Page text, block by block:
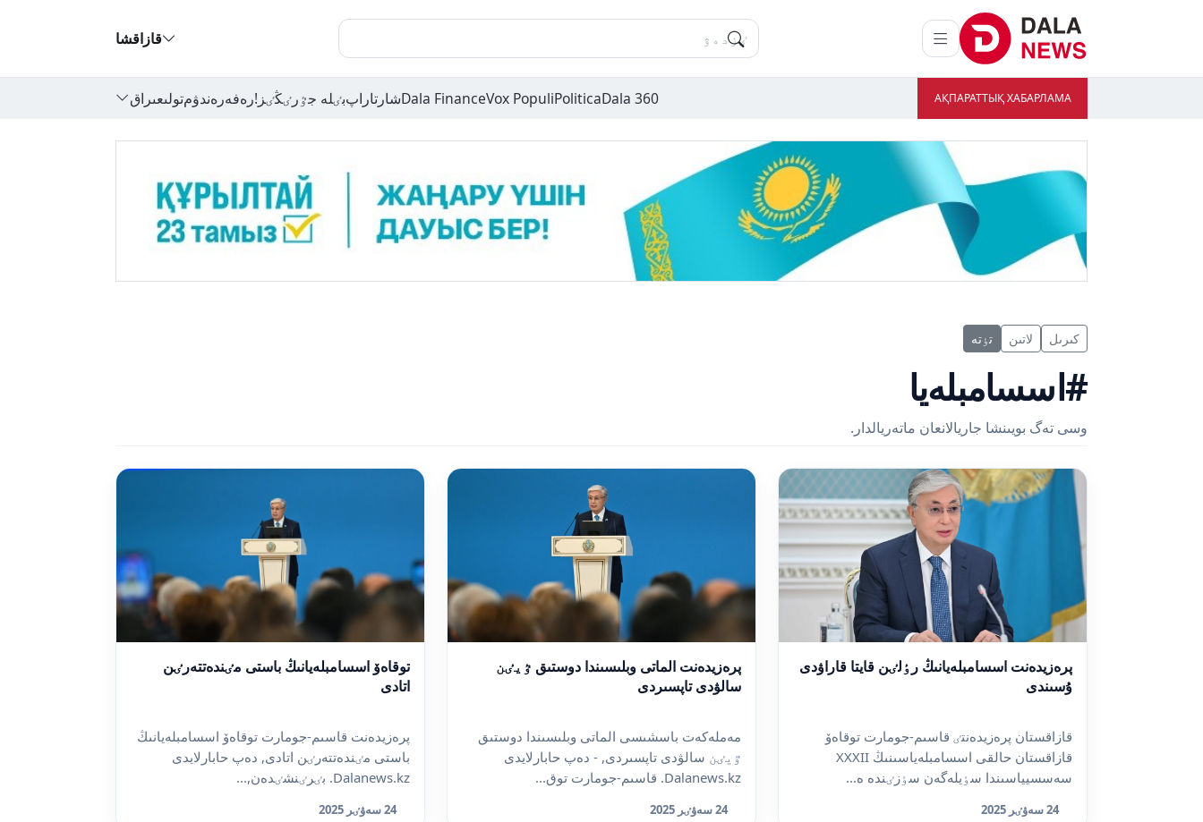
قازاقشا
АҚПАРАТТЫҚ ХАБАРЛАМА
Dala 360
Politica
Vox Populi
Dala Financeشارتاراپبٸلە جٷرٸڭٸز!رەفەرەندۋمتولىعىراق
كىرىل لاتىن تٶتە
#اسسامبلەيا
وسى تەگ بويىنشا جاريالانعان ماتەريالدار.
پرەزيدەنت اسسامبلەيانىڭ رٶلٸن قايتا قاراۋدى
ۇسىندى
قازاقستان پرەزيدەنتٸ قاسىم-جومارت توقاەۆ
قازاقستان حالقى اسسامبلەياسىنىڭ XXXII
سەسسيياسىندا سٶيلەگەن سٶزٸندە ە...
24 سەۋٸر 2025
پرەزيدەنت الماتى وبلىسىندا دوستىق ٷيٸن
سالۋدى تاپسىردى
مەملەكەت باسشىسى الماتى وبلىسىندا دوستىق
ٷيٸن سالۋدى تاپسىردى, - دەپ حابارلايدى
Dalanews.kz. قاسىم-جومارت توق...
24 سەۋٸر 2025
توقاەۆ اسسامبلەيانىڭ باستى مٸندەتتەرٸن
اتادى
پرەزيدەنت قاسىم-جومارت توقاەۆ اسسامبلەيانىڭ
باستى مٸندەتتەرٸن اتادى, دەپ حابارلايدى
Dalanews.kz. بٸرٸنشٸدەن,...
24 سەۋٸر 2025